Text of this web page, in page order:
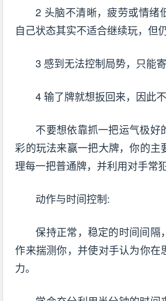
2 头脑不清晰，疲劳或情绪
自己状态其实不适合继续玩，但
3 感到无法控制局势，只能
4 输了牌就想扳回来，因此不
不要想依靠抓一把运气极好
彩的玩法来赢一把大牌，你的主
理每一把普通牌，并利用对手常
动作与时间控制:
保持正常，稳定的时间间隔
作来揣测你，并使对手认为你在
力。